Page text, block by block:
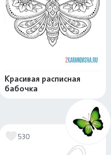
Красивая расписная
бабочка
530